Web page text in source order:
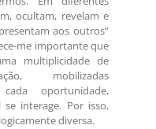
ocultam, revelam e
aos outros”
me importante que
multiplicidade de
mobilizadas
oportunidade,
interage. Por isso,
diversa.